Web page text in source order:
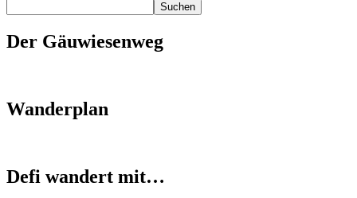
Suchen
Der Gäuwiesenweg
Wanderplan
Defi wandert mit…